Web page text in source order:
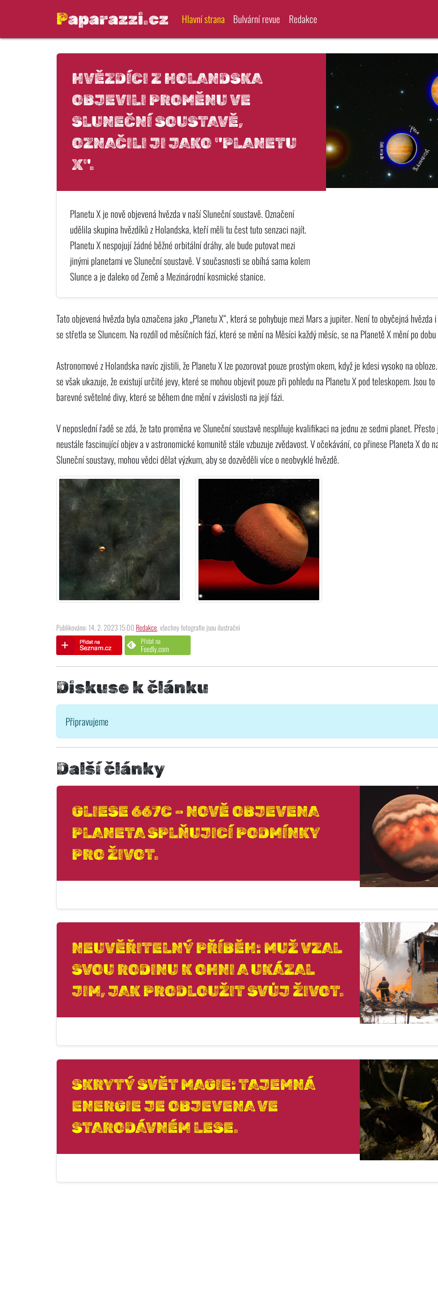
Paparazzi.cz Hlavní strana Bulvární revue Redakce
HVĚZDÍCI Z HOLANDSKA
OBJEVILI PROMĚNU VE
SLUNEČNÍ SOUSTAVĚ,
OZNAČILI JI JAKO "PLANETU
X".
Planetu X je nově objevená hvězda v naší Sluneční soustavě. Označení
udělila skupina hvězdíků z Holandska, kteří měli tu čest tuto senzaci najít.
Planetu X nespojují žádné běžné orbitální dráhy, ale bude putovat mezi
jinými planetami ve Sluneční soustavě. V současnosti se obíhá sama kolem
Slunce a je daleko od Země a Mezinárodní kosmické stanice.
Tato objevená hvězda byla označena jako „Planetu X“, která se pohybuje mezi Mars a jupiter. Není to obyčejná hvězda
se střetla se Sluncem. Na rozdíl od měsíčních fází, které se mění na Měsíci každý měsíc, se na Planetě X mění po
Astronomové z Holandska navíc zjistili, že Planetu X lze pozorovat pouze prostým okem, když je kdesi vysoko na
se však ukazuje, že existují určité jevy, které se mohou objevit pouze při pohledu na Planetu X pod teleskopem. Jsou to
barevné světelné divy, které se během dne mění v závislosti na její fázi.
V neposlední řadě se zdá, že tato proměna ve Sluneční soustavě nesplňuje kvalifikaci na jednu ze sedmi planet.
neustále fascinující objev a v astronomické komunitě stále vzbuzuje zvědavost. V očekávání, co přinese Planeta X do
Sluneční soustavy, mohou vědci dělat výzkum, aby se dozvěděli více o neobvyklé hvězdě.
Publikováno: 14. 2. 2023 15:00 Redakce, všechny fotografie jsou ilustrační
Přidat na
Feedly.com
Diskuse k článku
Připravujeme
Další články
GLIESE 667C – NOVĚ OBJEVENA
PLANETA SPLŇUJICÍ PODMÍNKY
PRO ŽIVOT.
NEUVĚŘITELNÝ PŘÍBĚH: MUŽ VZAL
SVOU RODINU K OHNI A UKÁZAL
JIM, JAK PRODLOUŽIT SVŮJ ŽIVOT.
SKRYTÝ SVĚT MAGIE: TAJEMNÁ
ENERGIE JE OBJEVENA VE
STARODÁVNÉM LESE.